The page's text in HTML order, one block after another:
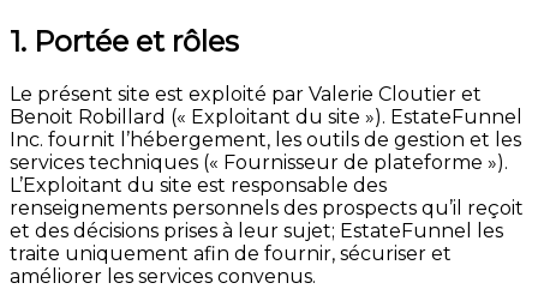
1. Portée et rôles
Le présent site est exploité par Valerie Cloutier et
Benoit Robillard (« Exploitant du site »). EstateFunnel
Inc. fournit l’hébergement, les outils de gestion et les
services techniques (« Fournisseur de plateforme »).
L’Exploitant du site est responsable des
renseignements personnels des prospects qu’il reçoit
et des décisions prises à leur sujet; EstateFunnel les
traite uniquement afin de fournir, sécuriser et
améliorer les services convenus.